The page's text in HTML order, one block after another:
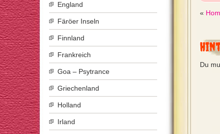
«
Du
England
Färöer Inseln
Finnland
Frankreich
Goa – Psytrance
Griechenland
Holland
Irland